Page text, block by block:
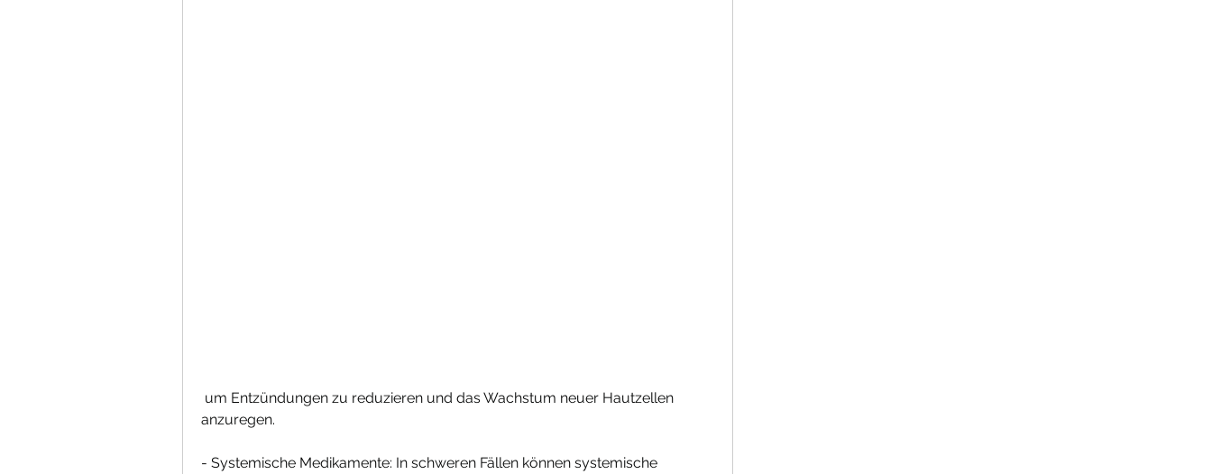
anzuregen.
- Systemische Medikamente: In schweren Fällen können systemische